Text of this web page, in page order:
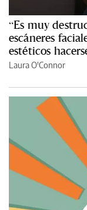
“Es muy
escáneres
estéticos
Laura O'Connor